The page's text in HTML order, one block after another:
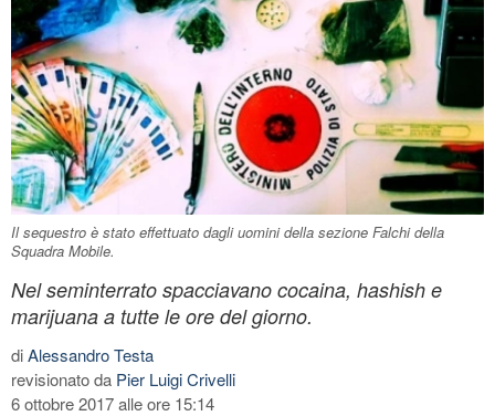
Il sequestro è stato effettuato dagli uomini della sezione Falchi della
Squadra Mobile.
Nel seminterrato spacciavano cocaina, hashish e
marijuana a tutte le ore del giorno.
diAlessandro Testa
revisionato da Pier Luigi Crivelli
6 ottobre 2017 alle ore 15:14